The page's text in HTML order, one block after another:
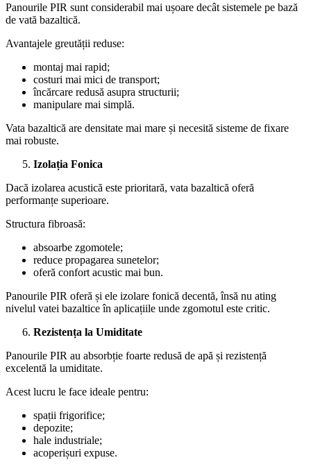
Panourile PIR sunt considerabil mai ușoare decât sistemele pe bază
de vată bazaltică.
Avantajele greutății reduse:
montaj mai rapid;
costuri mai mici de transport;
încărcare redusă asupra structurii;
manipulare mai simplă.
Vata bazaltică are densitate mai mare și necesită sisteme de fixare
mai robuste.
Izolația Fonica
Dacă izolarea acustică este prioritară, vata bazaltică oferă
performanțe superioare.
Structura fibroasă:
absoarbe zgomotele;
reduce propagarea sunetelor;
oferă confort acustic mai bun.
Panourile PIR oferă și ele izolare fonică decentă, însă nu ating
nivelul vatei bazaltice în aplicațiile unde zgomotul este critic.
Rezistența la Umiditate
Panourile PIR au absorbție foarte redusă de apă și rezistență
excelentă la umiditate.
Acest lucru le face ideale pentru:
spații frigorifice;
depozite;
hale industriale;
acoperișuri expuse.